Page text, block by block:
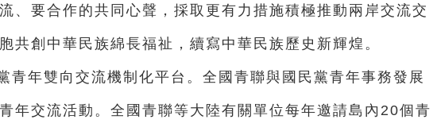
、要合作的共同心聲，採取更有力措施積極推動兩岸交流交
共創中華民族綿長福祉，續寫中華民族歷史新輝煌。
青年雙向交流機制化平台。全國青聯與國民黨青年事務發展
年交流活動。全國青聯等大陸有關單位每年邀請島內20個青